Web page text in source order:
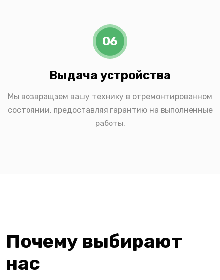
06
Выдача устройства
Мы возвращаем вашу технику в отремонтированном
состоянии, предоставляя гарантию на выполненные
работы.
Почему выбирают
нас